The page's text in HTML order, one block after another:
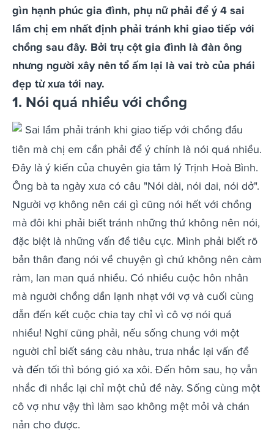
gìn hạnh phúc gia đình, phụ nữ phải để ý 4 sai
lầm chị em nhất định phải tránh khi giao tiếp với
chồng sau đây. Bởi trụ cột gia đình là đàn ông
nhưng người xây nên tổ ấm lại là vai trò của phái
đẹp từ xưa tới nay.
1. Nói quá nhiều với chồng
Sai lầm phải tránh khi giao tiếp với chồng đầu
tiên mà chị em cần phải để ý chính là nói quá nhiều.
Đây là ý kiến của chuyên gia tâm lý Trịnh Hoà Bình.
Ông bà ta ngày xưa có câu "Nói dài, nói dai, nói dở".
Người vợ không nên cái gì cũng nói hết với chồng
mà đôi khi phải biết tránh những thứ không nên nói,
đặc biệt là những vấn đề tiêu cực. Mình phải biết rõ
bản thân đang nói về chuyện gì chứ không nên càm
ràm, lan man quá nhiều. Có nhiều cuộc hôn nhân
mà người chồng dần lạnh nhạt với vợ và cuối cùng
dẫn đến kết cuộc chia tay chỉ vì cô vợ nói quá
nhiều! Nghĩ cũng phải, nếu sống chung với một
người chỉ biết sáng càu nhàu, trưa nhắc lại vấn đề
và đến tối thì bóng gió xa xôi. Đến hôm sau, họ vẫn
nhắc đi nhắc lại chỉ một chủ đề này. Sống cùng một
cô vợ như vậy thì làm sao không mệt mỏi và chán
nản cho được.